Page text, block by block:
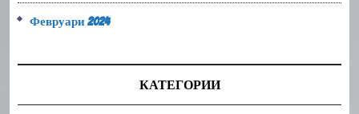
Февруари 2024
КАТЕГОРИИ